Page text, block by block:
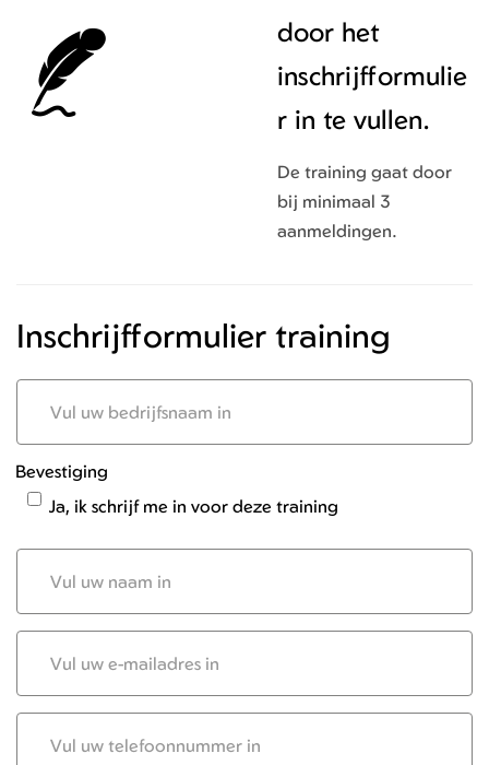
door het
inschrijfformulie
r in te vullen.
De training gaat door
bij minimaal 3
aanmeldingen.
Inschrijfformulier training
Bevestiging
Ja, ik schrijf me in voor deze training
deelnemer